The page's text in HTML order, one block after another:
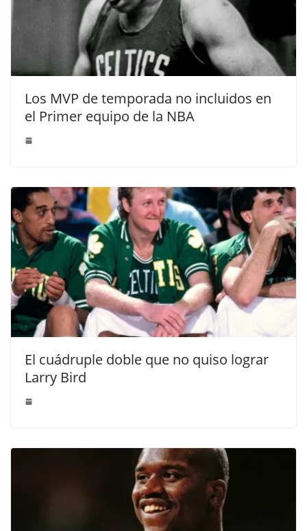
Los MVP de temporada no incluidos en
el Primer equipo de la NBA
El cuádruple doble que no quiso lograr
Larry Bird